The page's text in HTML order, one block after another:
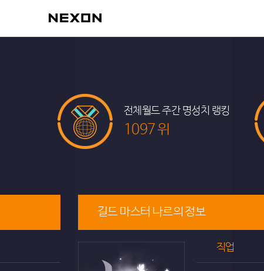
전체월드 주간 명성치 랭킹
1097 위
길드 마스터 나르의 정보
직업